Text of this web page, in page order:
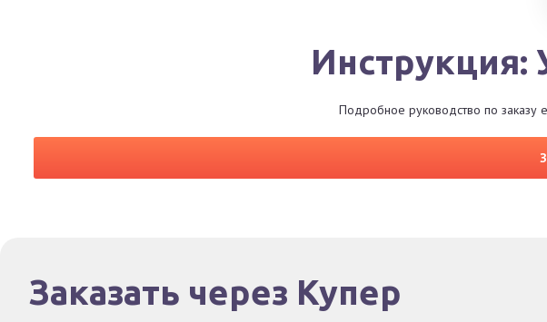
Инструкция:
Подробное руководство по
Заказать через Купер